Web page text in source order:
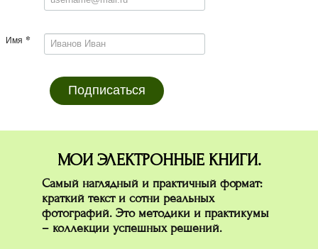
Имя *
Подписаться
МОИ ЭЛЕКТРОННЫЕ КНИГИ.
Самый наглядный и практичный формат:
краткий текст и сотни реальных
фотографий. Это методики и практикумы
– коллекции успешных решений.